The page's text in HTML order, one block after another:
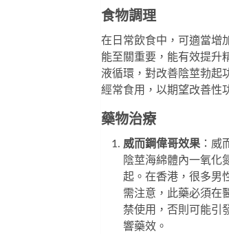
食物調理
在日常飲食中，可適當增
能至關重要，能有效提升
液循環，對改善陰莖勃起
經常食用，以期望改善性
藥物治療
威而鋼偉哥效果 ：威
陰莖海綿體內一氧化
起。在香港，很多男
需注意，此藥必須在
禁使用，否則可能引
響藥效。